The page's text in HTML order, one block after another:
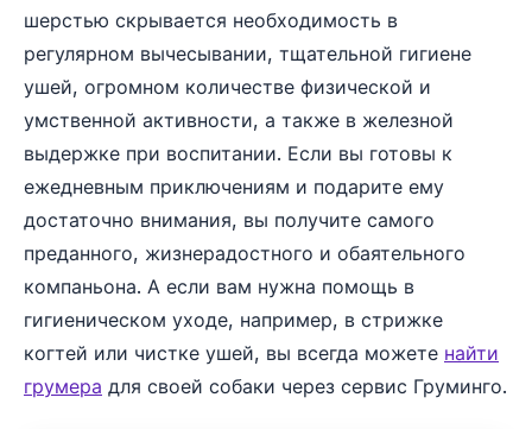
шерстью скрывается необходимость в
регулярном вычесывании, тщательной гигиене
ушей, огромном количестве физической и
умственной активности, а также в железной
выдержке при воспитании. Если вы готовы к
ежедневным приключениям и подарите ему
достаточно внимания, вы получите самого
преданного, жизнерадостного и обаятельного
компаньона. А если вам нужна помощь в
гигиеническом уходе, например, в стрижке
когтей или чистке ушей, вы всегда можете найти
грумера для своей собаки через сервис Груминго.